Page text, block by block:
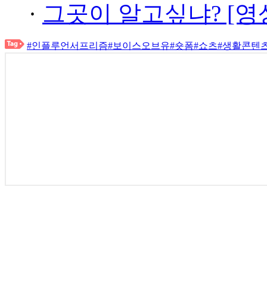
· 그곳이 알고싶냐? [
#인플루언서프리즘#보이스오브유#숏폼#쇼츠#생활콘텐